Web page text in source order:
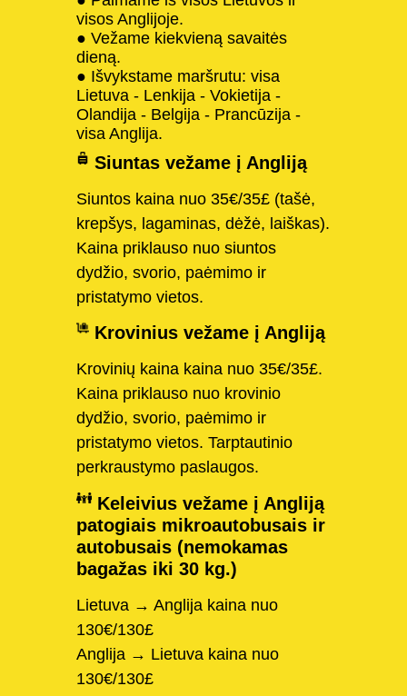
visos Anglijoje.
● Vežame kiekvieną savaitės
dieną.
● Išvykstame maršrutu: visa
Lietuva - Lenkija - Vokietija -
Olandija - Belgija - Prancūzija -
visa Anglija.
Siuntas vežame į Angliją
Siuntos kaina nuo 35€/35£ (tašė,
krepšys, lagaminas, dėžė, laiškas).
Kaina priklauso nuo siuntos
dydžio, svorio, paėmimo ir
pristatymo vietos.
Krovinius vežame į Angliją
Krovinių kaina kaina nuo 35€/35£.
Kaina priklauso nuo krovinio
dydžio, svorio, paėmimo ir
pristatymo vietos. Tarptautinio
perkraustymo paslaugos.
Keleivius vežame į Angliją
patogiais mikroautobusais ir
autobusais (nemokamas
bagažas iki 30 kg.)
Lietuva → Anglija kaina nuo
130€/130£
Anglija → Lietuva kaina nuo
130€/130£